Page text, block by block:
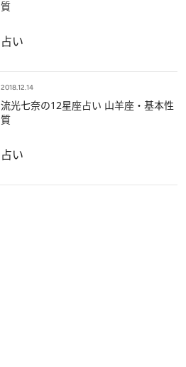
質
占い
2018.12.14
流光七奈の12星座占い 山羊座・基本性
質
占い